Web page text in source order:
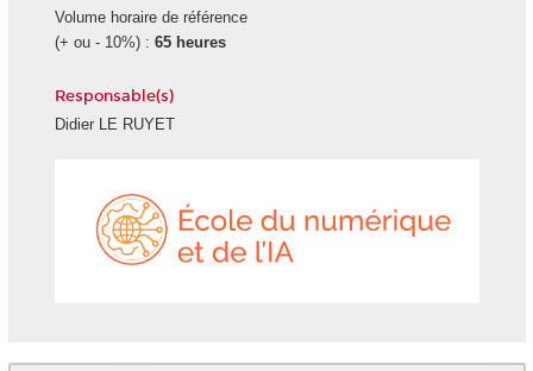
Volume horaire de référence
(+ ou - 10%) : 65 heures
Responsable(s)
Didier LE RUYET